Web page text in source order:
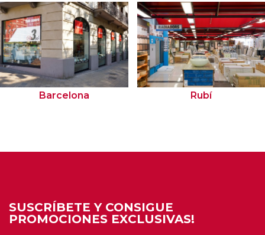
Barcelona Rubí
SUSCRÍBETE Y CONSIGUE
PROMOCIONES EXCLUSIVAS!